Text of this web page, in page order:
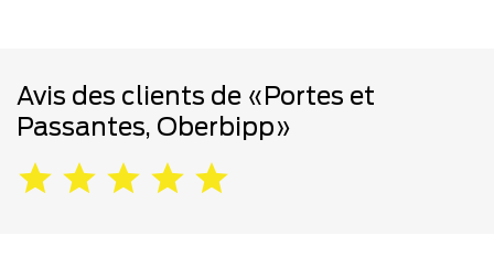
Avis des clients de «Portes et
Passantes, Oberbipp»